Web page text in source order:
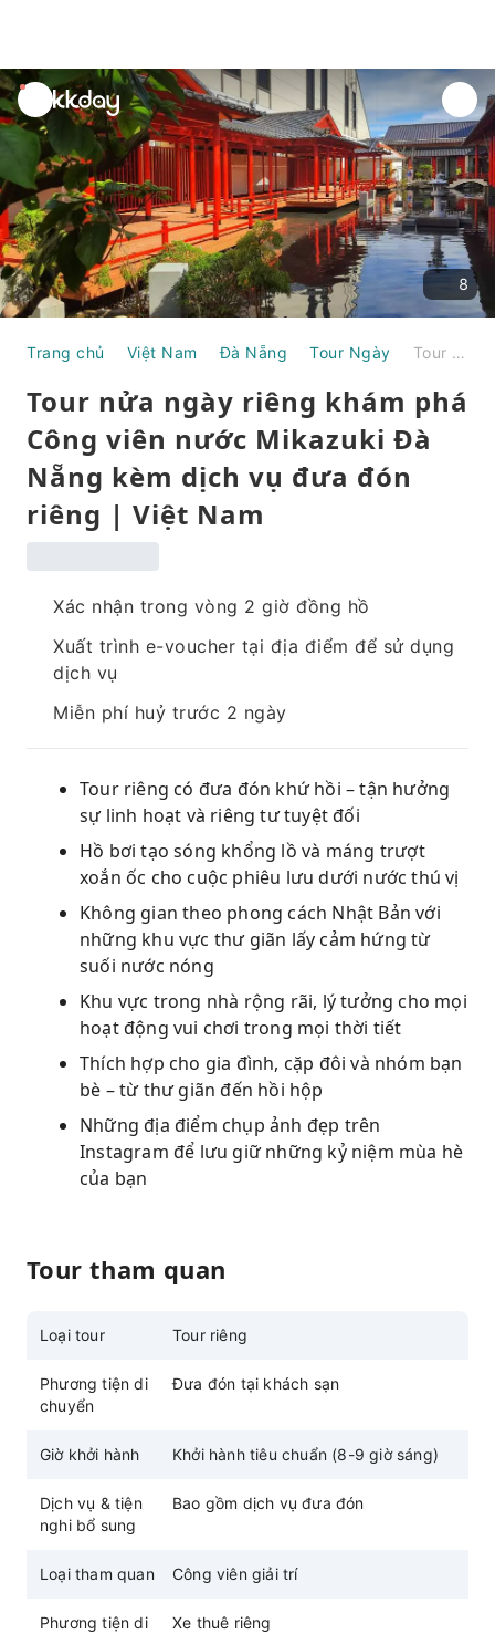
unread
notifications
8
Trang chủ Việt Nam Đà Nẵng Tour Ngày Tour nửa ngày riêng khám phá Công viên nước Mikazuki Đà Nẵng kèm dịch vụ đưa đón riêng | Việt Nam
Tour nửa ngày riêng khám phá
Công viên nước Mikazuki Đà
Nẵng kèm dịch vụ đưa đón
riêng | Việt Nam
Xác nhận trong vòng 2 giờ đồng hồ
Xuất trình e-voucher tại địa điểm để sử dụng
dịch vụ
Miễn phí huỷ trước 2 ngày
Tour riêng có đưa đón khứ hồi – tận hưởng
sự linh hoạt và riêng tư tuyệt đối
Hồ bơi tạo sóng khổng lồ và máng trượt
xoắn ốc cho cuộc phiêu lưu dưới nước thú vị
Không gian theo phong cách Nhật Bản với
những khu vực thư giãn lấy cảm hứng từ
suối nước nóng
Khu vực trong nhà rộng rãi, lý tưởng cho mọi
hoạt động vui chơi trong mọi thời tiết
Thích hợp cho gia đình, cặp đôi và nhóm bạn
bè – từ thư giãn đến hồi hộp
Những địa điểm chụp ảnh đẹp trên
Instagram để lưu giữ những kỷ niệm mùa hè
của bạn
Tour tham quan
Loại tour Tour riêng
Phương tiện di
chuyển
Đưa đón tại khách sạn
Giờ khởi hành Khởi hành tiêu chuẩn (8-9 giờ sáng)
Dịch vụ & tiện
nghi bổ sung
Bao gồm dịch vụ đưa đón
Loại tham quan Công viên giải trí
Phương tiện di
Xe thuê riêng